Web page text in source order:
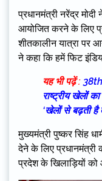
प्रधानमंत्री नरेंद्र
आयोजित करने के लिए
शीतकालीन यात्रा पर
ने कहा कि हमें फिट
यह भी पढ़ें :
राष्ट्रीय खेलों
‘खेलों से बढ़ती है
मुख्यमंत्री पुष्कर सिंह
देने के लिए प्रधानमंत्री
प्रदेश के खिलाड़ियों